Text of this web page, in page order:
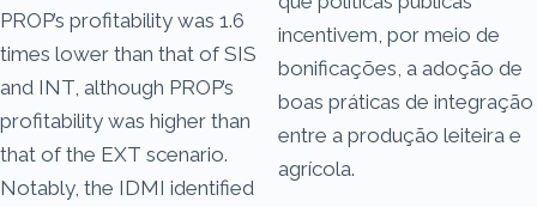
PROP’s profitability was 1.6
times lower than that of SIS
and INT, although PROP’s
profitability was higher than
that of the EXT scenario.
Notably, the IDMI identified
incentivem, por meio de
bonificações, a adoção de
boas práticas de integração
entre a produção leiteira e
agrícola.